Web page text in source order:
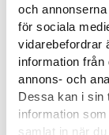
och
för sociala
vidarebefordrar
information från
annons- och
Dessa kan i sin
information
samlat in när
NYHETER